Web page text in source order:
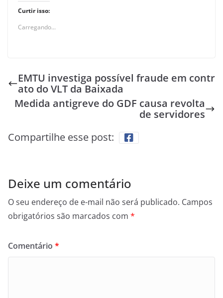
Curtir isso:
Carregando...
EMTU investiga possível fraude em contr
ato do VLT da Baixada
Medida antigreve do GDF causa revolta
de servidores
Compartilhe esse post:
Deixe um comentário
O seu endereço de e-mail não será publicado. Campos
obrigatórios são marcados com *
Comentário *